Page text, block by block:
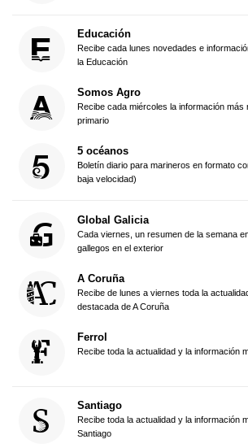
Educación
Recibe cada lunes novedades e
la Educación
Somos Agro
Recibe cada miércoles la información más
primario
5 océanos
Boletín diario para marineros en formato
baja velocidad)
Global Galicia
Cada viernes, un resumen de la semana
gallegos en el exterior
A Coruña
Recibe de lunes a viernes toda la
destacada de A Coruña
Ferrol
Recibe toda la actualidad y la información
Santiago
Recibe toda la actualidad y la información
Santiago